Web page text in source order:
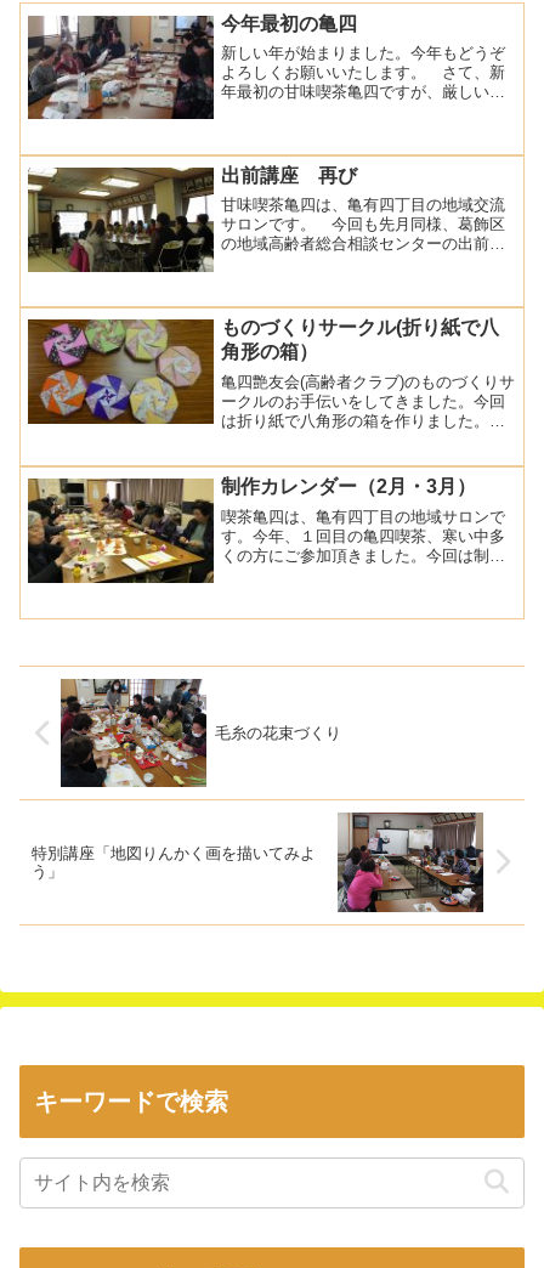
今年最初の亀四
新しい年が始まりました。今年もどうぞ
よろしくお願いいたします。 さて、新
年最初の甘味喫茶亀四ですが、厳しい寒
してくださいました。 い...
出前講座 再び
甘味喫茶亀四は、亀有四丁目の地域交流
サロンです。 今回も先月同様、葛飾区
の地域高齢者総合相談センターの出前講
は「転倒予防」をテーマにお話しいただ
きました。 後半は転倒...
ものづくりサークル(折り紙で八
角形の箱）
亀四艶友会(高齢者クラブ)のものづくりサ
ークルのお手伝いをしてきました。今回
は折り紙で八角形の箱を作りました。材
みたいという声がありましたが、少し難
しそうとタイミングを...
制作カレンダー（2月・3月）
喫茶亀四は、亀有四丁目の地域サロンで
す。今年、１回目の亀四喫茶、寒い中多
くの方にご参加頂きました。今回は制作
毛糸の花束づくり
特別講座「地図りんかく画を描いてみよ
う」
キーワードで検索